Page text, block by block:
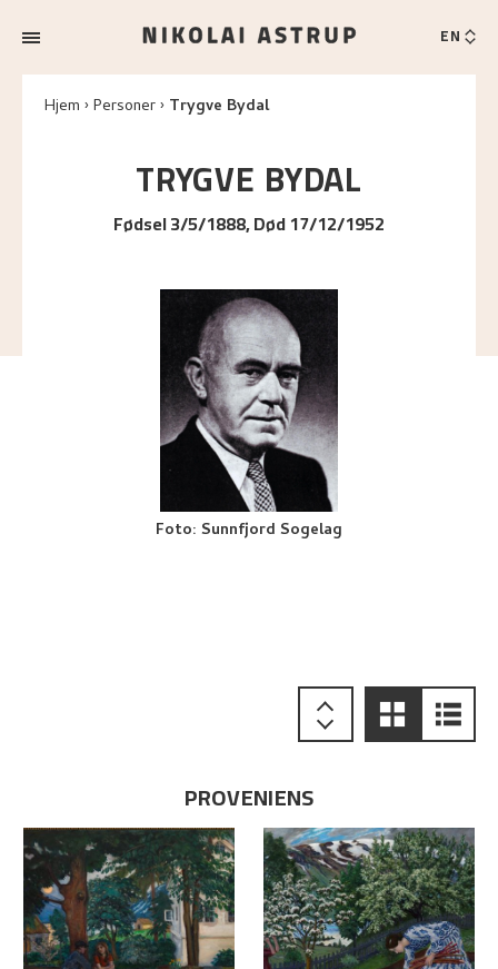
EN
Hjem Personer Trygve Bydal
TRYGVE BYDAL
Fødsel 3/5/1888, Død 17/12/1952
Foto: Sunnfjord Sogelag
PROVENIENS